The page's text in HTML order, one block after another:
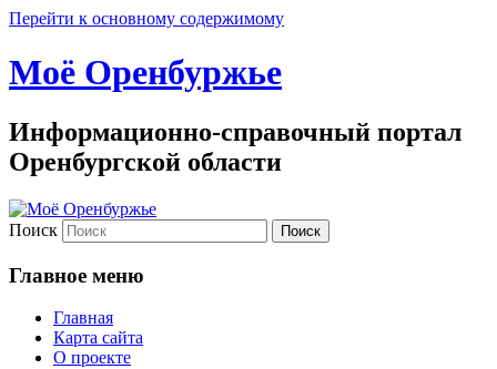
Перейти к основному содержимому
Моё Оренбуржье
Информационно-справочный портал
Оренбургской области
Поиск
Главное меню
Главная
Карта сайта
О проекте